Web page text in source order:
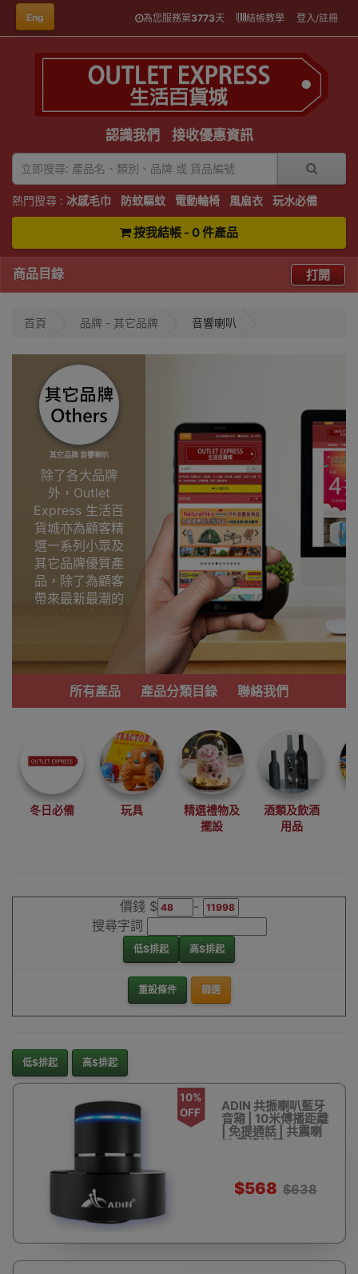
Eng 為您服務第3773天 結帳教學 登入/註冊
認識我們 接收優惠資訊
熱門搜尋 : 冰感毛巾 防蚊驅蚊 電動輪椅 風扇衣 玩水必備
按我結帳 - 0 件產品
商品目錄 打開
首頁 品牌 - 其它品牌 音響喇叭
其它品牌 音響喇叭
除了各大品牌
外，Outlet
Express 生活百
貨城亦為顧客精
選一系列小眾及
其它品牌優質產
品，除了為顧客
帶來最新最潮的
產品外，亦包括
功能齊備的產
品。
我們每月會固定
尋找最更新、最
潮、有特色而且
優惠的優質產
品，從用家的角
度為你帶來你的
最好選擇。
所有產品 產品分類目錄 聯絡我們
冬日必備 玩具
精選禮物及
擺設
酒類及飲酒
用品
價錢 $
-
搜尋字詞
低$排起 高$排起
重設條件 篩選
低$排起 高$排起
10%
OFF
ADIN 共振喇叭藍牙
音箱 | 10米傅播距離
| 免提通話 | 共震喇
叭 震樓神器
$568 $638